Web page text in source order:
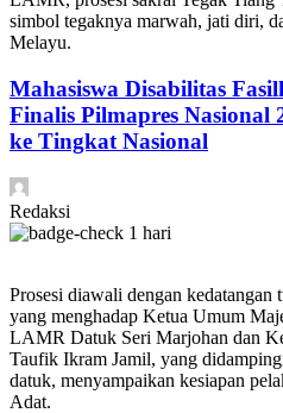
simbol tegaknya marwah, jati diri,
Melayu.
Mahasiswa Disabilitas
Finalis Pilmapres Nasional
ke Tingkat Nasional
Redaksi
1 hari
Prosesi diawali dengan kedatangan
yang menghadap Ketua Umum
LAMR Datuk Seri Marjohan dan
Taufik Ikram Jamil, yang
datuk, menyampaikan kesiapan
Adat.